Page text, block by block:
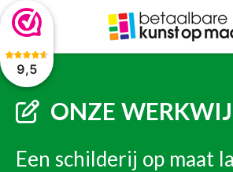
9,5
ONZE
Een schilderij op maat
De waardering van
is 9.5/10 gebaseerd op